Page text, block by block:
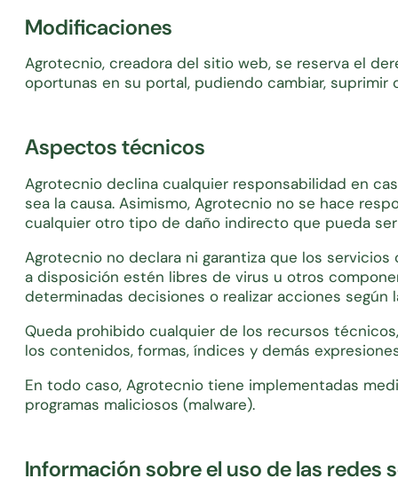
Modificaciones
Agrotecnio, creadora del sitio web, se reserva el
oportunas en su portal, pudiendo cambiar,
Aspectos técnicos
Agrotecnio declina cualquier responsabilidad en
sea la causa. Asimismo, Agrotecnio no se hace
cualquier otro tipo de daño indirecto que pueda
Agrotecnio no declara ni garantiza que los
a disposición estén libres de virus u otros
determinadas decisiones o realizar acciones
Queda prohibido cualquier de los recursos
los contenidos, formas, índices y demás
En todo caso, Agrotecnio tiene implementadas
programas maliciosos (malware).
Información sobre el uso de las redes